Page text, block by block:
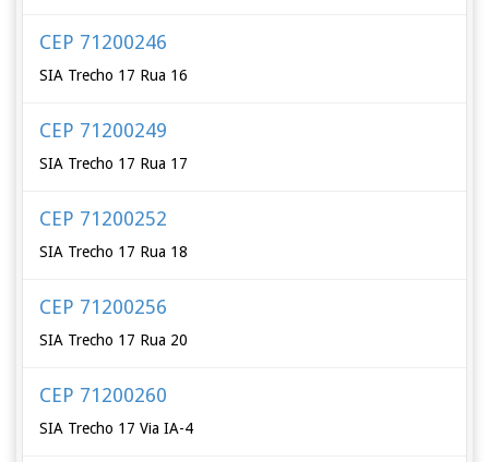
CEP 71200246
SIA Trecho 17 Rua 16
CEP 71200249
SIA Trecho 17 Rua 17
CEP 71200252
SIA Trecho 17 Rua 18
CEP 71200256
SIA Trecho 17 Rua 20
CEP 71200260
SIA Trecho 17 Via IA-4